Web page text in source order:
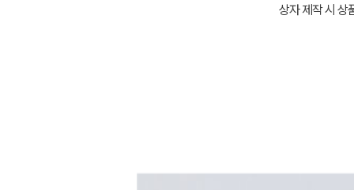
상자 제작 시 상